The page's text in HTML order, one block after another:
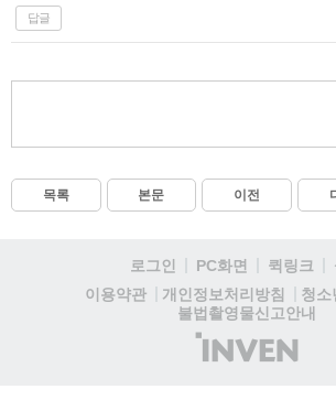
답글
목록 본문 이전
로그인 PC화면 퀵링크
이용약관
개인정보처리방침
청소
불법촬영물신고안내
(주)
인